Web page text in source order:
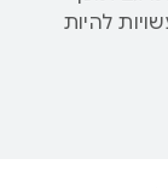
להיות